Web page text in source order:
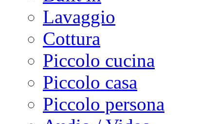
Lavaggio
Cottura
Piccolo cucina
Piccolo casa
Piccolo persona